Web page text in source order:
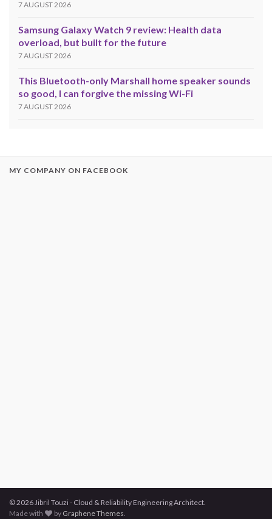
7 AUGUST 2026
Samsung Galaxy Watch 9 review: Health data
overload, but built for the future
7 AUGUST 2026
This Bluetooth-only Marshall home speaker sounds
so good, I can forgive the missing Wi-Fi
7 AUGUST 2026
MY COMPANY ON FACEBOOK
© 2026 Jibril Touzi - Cloud & Reliability Engineering Architect.
Made with
by Graphene Themes.